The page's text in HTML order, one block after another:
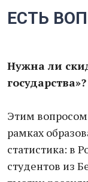
ЕСТЬ
Нужна ли
государства»?
Этим вопросом
рамках
статистика: в
студентов из